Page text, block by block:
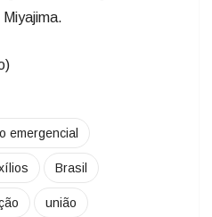
emergencial
Brasil
união